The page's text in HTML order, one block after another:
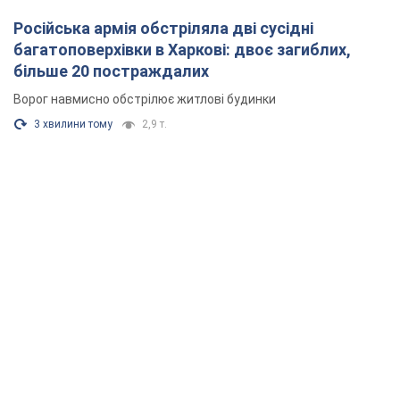
Російська армія обстріляла дві сусідні
багатоповерхівки в Харкові: двоє загиблих,
більше 20 постраждалих
Ворог навмисно обстрілює житлові будинки
3 хвилини тому 2,9 т.